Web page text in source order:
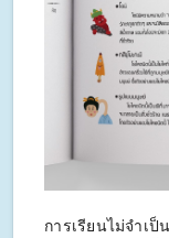
การเรียนไม่จำเป็